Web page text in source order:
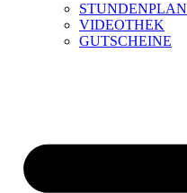
STUNDENPLAN
VIDEOTHEK
GUTSCHEINE